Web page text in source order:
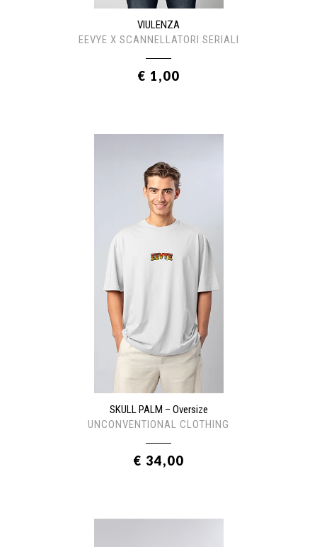
VIULENZA
EEVYE X SCANNELLATORI SERIALI
€ 1,00
SKULL PALM – Oversize
UNCONVENTIONAL CLOTHING
€ 34,00